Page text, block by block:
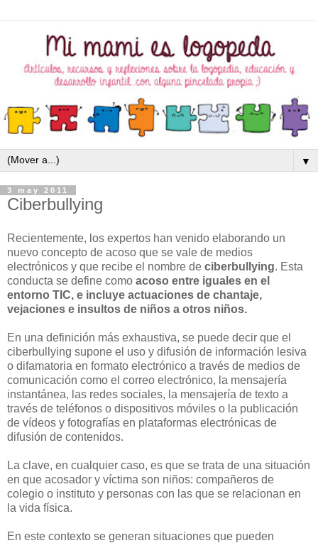
▼
3 may 2011
Ciberbullying
Recientemente, los expertos han venido elaborando un
nuevo concepto de acoso que se vale de medios
electrónicos y que recibe el nombre de ciberbullying. Esta
conducta se define como acoso entre iguales en el
entorno TIC, e incluye actuaciones de chantaje,
vejaciones e insultos de niños a otros niños.
En una definición más exhaustiva, se puede decir que el
ciberbullying supone el uso y difusión de información lesiva
o difamatoria en formato electrónico a través de medios de
comunicación como el correo electrónico, la mensajería
instantánea, las redes sociales, la mensajería de texto a
través de teléfonos o dispositivos móviles o la publicación
de vídeos y fotografías en plataformas electrónicas de
difusión de contenidos.
La clave, en cualquier caso, es que se trata de una situación
en que acosador y víctima son niños: compañeros de
colegio o instituto y personas con las que se relacionan en
la vida física.
En este contexto se generan situaciones que pueden